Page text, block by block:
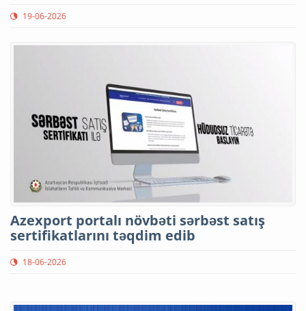
19-06-2026
Azexport portalı növbəti sərbəst satış
sertifikatlarını təqdim edib
18-06-2026